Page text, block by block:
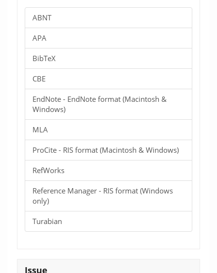
ABNT
APA
BibTeX
CBE
EndNote - EndNote format (Macintosh &
Windows)
MLA
ProCite - RIS format (Macintosh & Windows)
RefWorks
Reference Manager - RIS format (Windows
only)
Turabian
Issue